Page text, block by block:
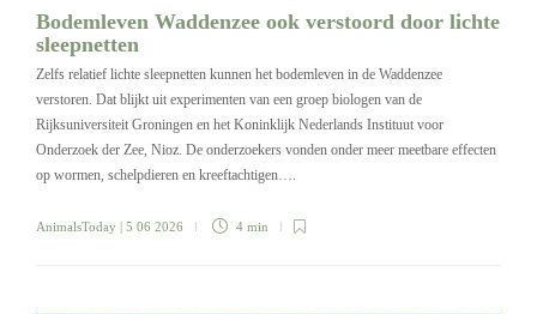
Bodemleven Waddenzee ook verstoord door lichte
sleepnetten
Zelfs relatief lichte sleepnetten kunnen het bodemleven in de Waddenzee
verstoren. Dat blijkt uit experimenten van een groep biologen van de
Rijksuniversiteit Groningen en het Koninklijk Nederlands Instituut voor
Onderzoek der Zee, Nioz. De onderzoekers vonden onder meer meetbare effecten
op wormen, schelpdieren en kreeftachtigen….
AnimalsToday | 5 06 2026 4 min